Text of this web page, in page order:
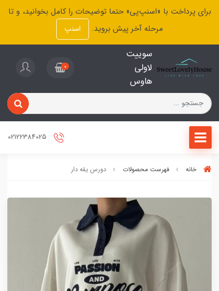
برای پرداخت با «اسنپ‌پی» حتما توضیحات را کامل بخوانید، و تا
مرحله آخر پیش بروید.
اسنپ
سوییت
لاولی
هاوس
0
خانه فهرست محصولات دورس یقه دار